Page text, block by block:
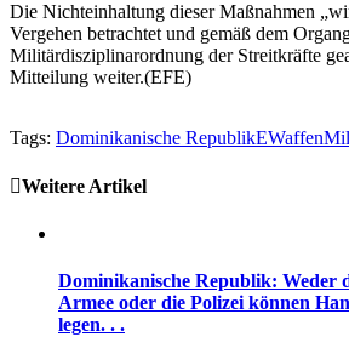
Die Nichteinhaltung dieser Maßnahmen
Vergehen betrachtet und gemäß dem
Militärdisziplinarordnung der Streitkräfte
Mitteilung weiter.(EFE)
Tags: Dominikanische RepublikEWaffen
Weitere Artikel
Dominikanische Republik: Weder
Armee oder die Polizei können
legen. . .